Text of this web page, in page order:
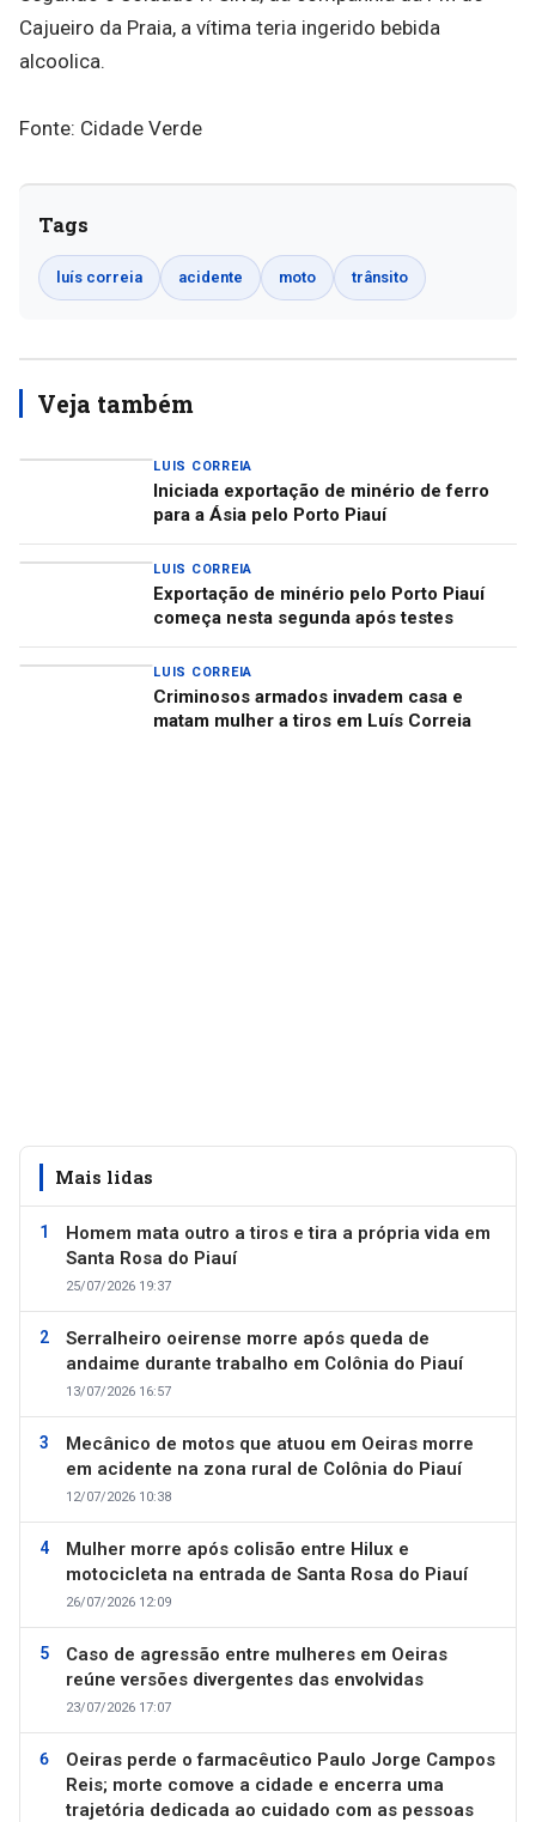
Cajueiro da Praia, a vítima teria ingerido bebida
alcoolica.
Fonte: Cidade Verde
Tags
luís correia acidente moto trânsito
Veja também
LUIS CORREIA
Iniciada exportação de minério de ferro
para a Ásia pelo Porto Piauí
LUIS CORREIA
Exportação de minério pelo Porto Piauí
começa nesta segunda após testes
LUIS CORREIA
Criminosos armados invadem casa e
matam mulher a tiros em Luís Correia
Mais lidas
Homem mata outro a tiros e tira a própria vida em
Santa Rosa do Piauí
25/07/2026 19:37
Serralheiro oeirense morre após queda de
andaime durante trabalho em Colônia do Piauí
13/07/2026 16:57
Mecânico de motos que atuou em Oeiras morre
em acidente na zona rural de Colônia do Piauí
12/07/2026 10:38
Mulher morre após colisão entre Hilux e
motocicleta na entrada de Santa Rosa do Piauí
26/07/2026 12:09
Caso de agressão entre mulheres em Oeiras
reúne versões divergentes das envolvidas
23/07/2026 17:07
Oeiras perde o farmacêutico Paulo Jorge Campos
Reis; morte comove a cidade e encerra uma
trajetória dedicada ao cuidado com as pessoas